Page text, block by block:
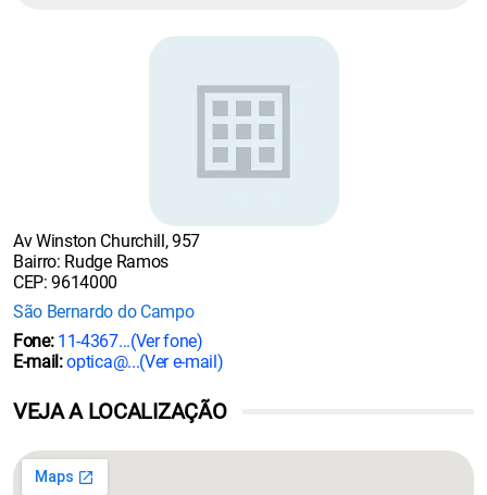
Av Winston Churchill, 957
Bairro: Rudge Ramos
CEP: 9614000
São Bernardo do Campo
Fone: 11-4367...(Ver fone)
E-mail:optica@...(Ver e-mail)
VEJA A LOCALIZAÇÃO